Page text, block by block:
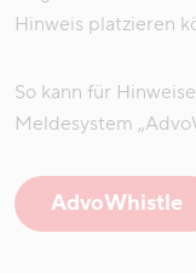
Hinweis platzieren
So kann für
Meldesystem
AdvoWhistle